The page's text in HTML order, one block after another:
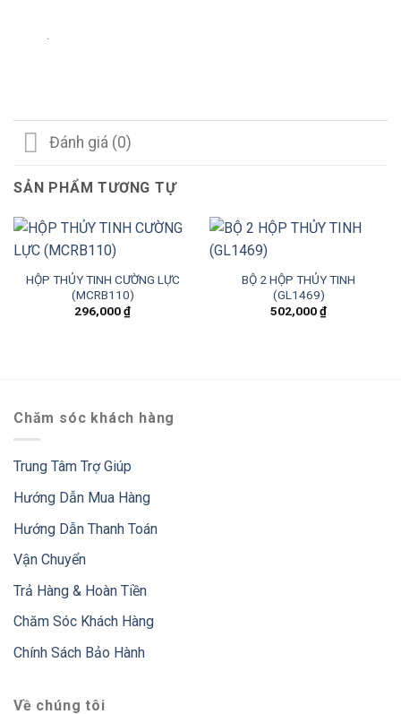
.
Đánh giá (0)
SẢN PHẨM TƯƠNG TỰ
HỘP THỦY TINH CƯỜNG LỰC
(MCRB110)
296,000₫
BỘ 2 HỘP THỦY TINH
(GL1469)
502,000₫
Chăm sóc khách hàng
Trung Tâm Trợ Giúp
Hướng Dẫn Mua Hàng
Hướng Dẫn Thanh Toán
Vận Chuyển
Trả Hàng & Hoàn Tiền
Chăm Sóc Khách Hàng
Chính Sách Bảo Hành
Về chúng tôi